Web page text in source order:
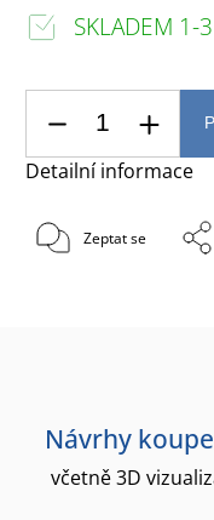
SKLADEM 1-
Detailní informace
Zeptat se
Návrhy
včetně 3D